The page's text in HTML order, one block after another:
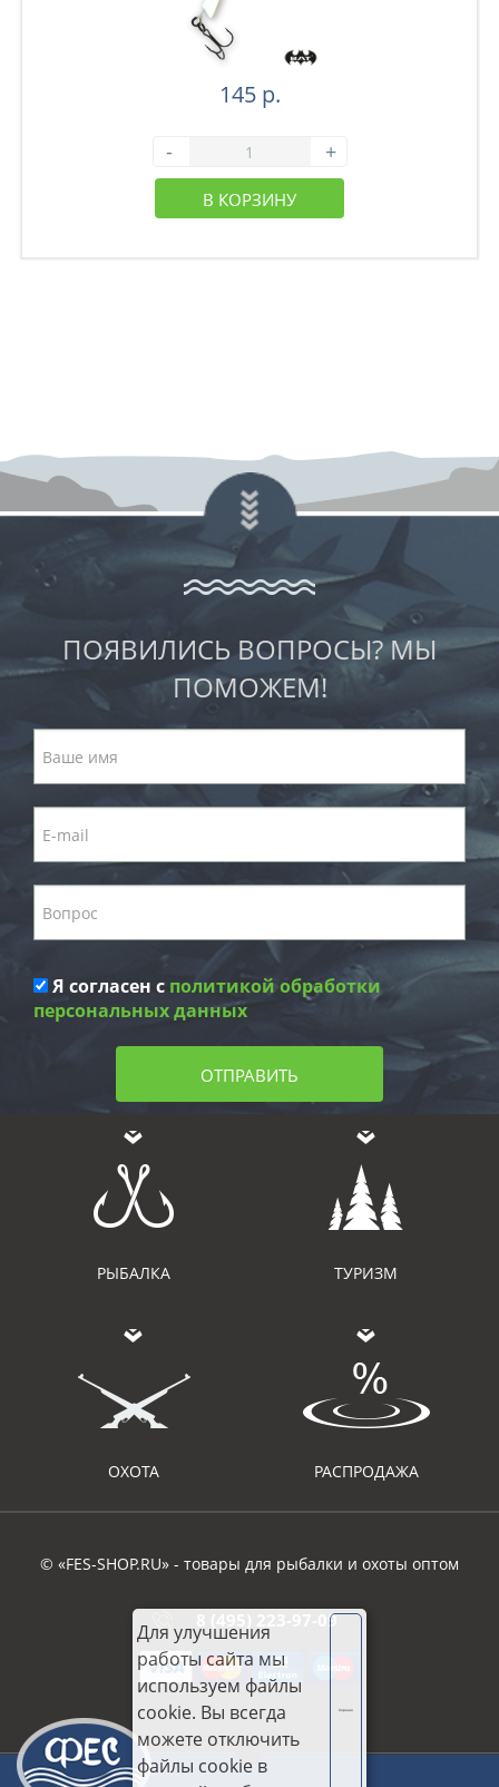
145 р.
- +
В КОРЗИНУ
ПОЯВИЛИСЬ ВОПРОСЫ? МЫ
ПОМОЖЕМ!
Я согласен с политикой обработки
персональных данных
ОТПРАВИТЬ
РЫБАЛКА ТУРИЗМ
ОХОТА РАСПРОДАЖА
© «FES-SHOP.RU» - товары для рыбалки и охоты оптом
8 (495) 223-97-09
Для улучшения
работы сайта мы
используем файлы
cookie. Вы всегда
можете отключить
файлы cookie в
Хорошо